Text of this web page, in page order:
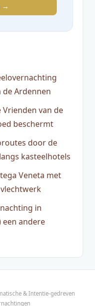
→
Ardennen
Vrienden van de
beschermt
door de
kasteelhotels
Veneta met
in
een andere
& Intentie-gedreven